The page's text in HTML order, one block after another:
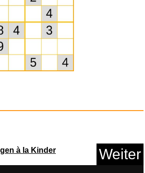
carrybag cord dark ...
à la Kinder Weiter